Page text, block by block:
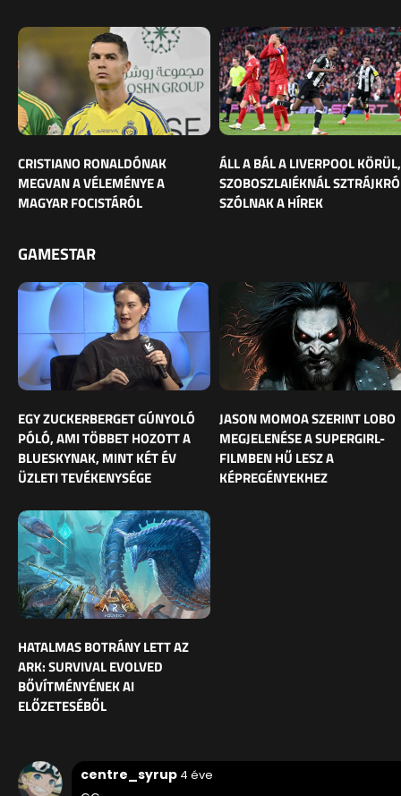
CRISTIANO RONALDÓNAK
MEGVAN A VÉLEMÉNYE A
MAGYAR FOCISTÁRÓL
ÁLL A BÁL A LIVERPOOL KÖRÜL,
SZOBOSZLAIÉKNÁL
SZÓLNAK A HÍREK
GAMESTAR
EGY ZUCKERBERGET GÚNYOLÓ
PÓLÓ, AMI TÖBBET HOZOTT A
BLUESKYNAK, MINT KÉT ÉV
ÜZLETI TEVÉKENYSÉGE
JASON MOMOA SZERINT LOBO
MEGJELENÉSE A SUPERGIRL-
FILMBEN HŰ LESZ A
KÉPREGÉNYEKHEZ
HATALMAS BOTRÁNY LETT AZ
ARK: SURVIVAL EVOLVED
BŐVÍTMÉNYÉNEK AI
ELŐZETESÉBŐL
centre_syrup 4 éve